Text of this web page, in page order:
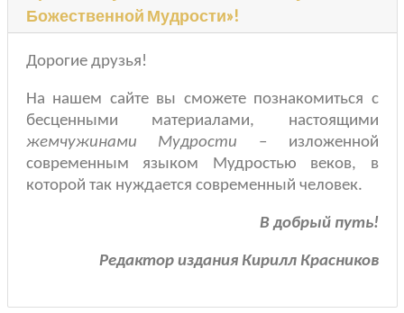
Божественной Мудрости»!
Дорогие друзья!
На нашем сайте вы сможете познакомиться с
бесценными материалами, настоящими
жемчужинами Мудрости – изложенной
современным языком Мудростью веков, в
которой так нуждается современный человек.
В добрый путь!
Редактор издания Кирилл Красников